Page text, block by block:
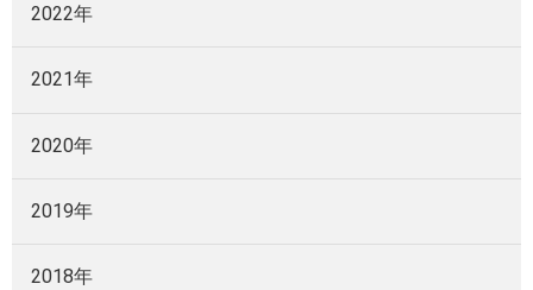
2022年
2021年
2020年
2019年
2018年